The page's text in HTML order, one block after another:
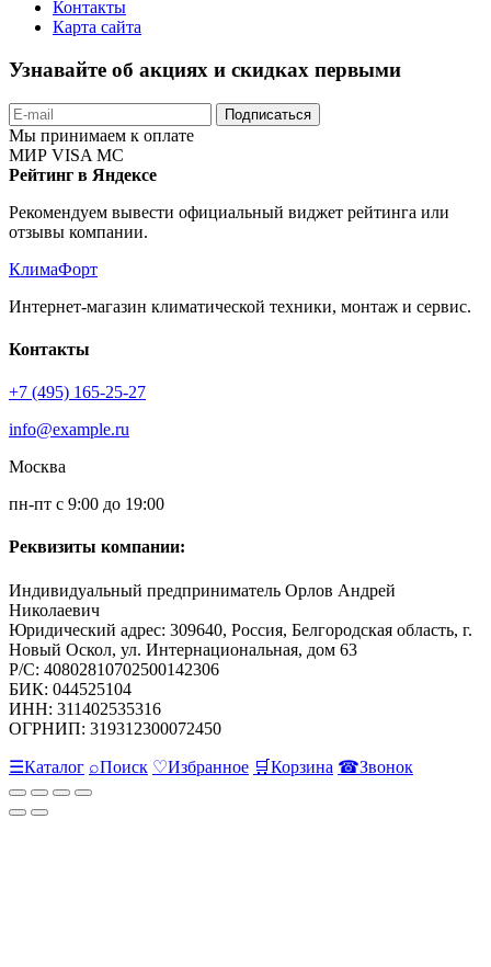
Контакты
Карта сайта
Узнавайте об акциях и скидках первыми
Подписаться
Мы принимаем к оплате
МИР VISA MC
Рейтинг в Яндексе
Рекомендуем вывести официальный виджет рейтинга или
отзывы компании.
КлимаФорт
Интернет-магазин климатической техники, монтаж и сервис.
Контакты
+7 (495) 165-25-27
info@example.ru
Москва
пн-пт с 9:00 до 19:00
Реквизиты компании:
Индивидуальный предприниматель Орлов Андрей
Николаевич
Юридический адрес: 309640, Россия, Белгородская область, г.
Новый Оскол, ул. Интернациональная, дом 63
Р/С: 40802810702500142306
БИК: 044525104
ИНН: 311402535316
ОГРНИП: 319312300072450
☰Каталог ⌕Поиск ♡Избранное 🛒Корзина ☎Звонок